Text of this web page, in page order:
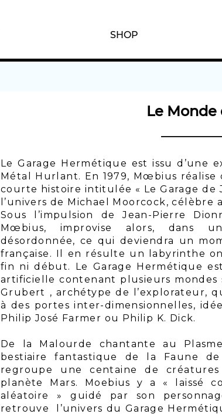
SHOP
Le Monde
Le Garage Hermétique est issu d’une
Métal Hurlant. En 1979, Mœbius
courte histoire intitulée « Le Garage de
l’univers de Michael Moorcock,
Sous l’impulsion de Jean-Pierre
Mœbius, improvise alors, dans
désordonnée, ce qui deviendra un
française. Il en résulte un labyrinthe
fin ni début. Le Garage Hermétique
artificielle contenant plusieurs
Grubert , archétype de l’explorateur,
à des portes inter-dimensionnelles,
Philip José Farmer ou Philip K. Dick.
De la Malourde chantante au
bestiaire fantastique de la Faune
regroupe une centaine de
planète Mars. Moebius y a « laissé
aléatoire » guidé par son
retrouve l’univers du Garage